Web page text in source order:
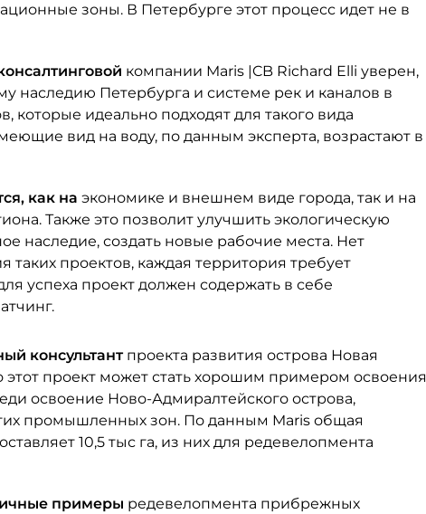
зоны. В Петербурге этот процесс идет не в
компании Maris |CB Richard Elli уверен,
наследию Петербурга и системе рек и каналов в
которые идеально подходят для такого вида
вид на воду, по данным эксперта, возрастают в
как на экономике и внешнем виде города, так и на
Также это позволит улучшить экологическую
наследие, создать новые рабочие места. Нет
таких проектов, каждая территория требует
успеха проект должен содержать в себе
консультант проекта развития острова Новая
этот проект может стать хорошим примером освоения
освоение Ново-Адмиралтейского острова,
промышленных зон. По данным Maris общая
10,5 тыс га, из них для редевелопмента
примеры редевелопмента прибрежных